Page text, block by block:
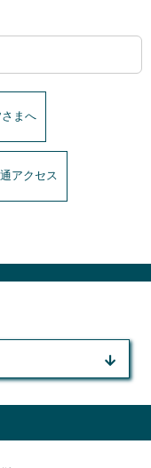
まへ
アクセス